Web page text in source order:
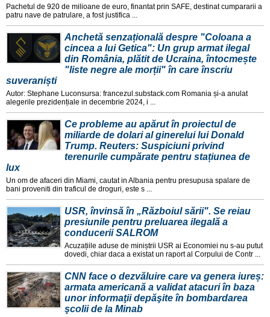
Pachetul de 920 de milioane de euro, finantat prin SAFE, destinat cumpararii a
patru nave de patrulare, a fost justifica ...
Anchetă senzațională despre "Coloana a
cincea a lui Getica": Un grup armat ilegal
din România, plătit de Ucraina, întocmește
"liste negre ale morții" în care înscriu
suveraniști
Autor: Stephane Luconsursa: francezul.substack.com Romania și-a anulat
alegerile prezidențiale in decembrie 2024, i ...
Ce probleme au apărut în proiectul de
miliarde de dolari al ginerelui lui Donald
Trump. Reuters: Suspiciuni privind
terenurile cumpărate pentru stațiunea de
lux
Un om de afaceri din Miami, cautat in Albania pentru presupusa spalare de
bani proveniti din traficul de droguri, este s ...
USR, învinsă în „Războiul sării". Se reiau
presiunile pentru preluarea ilegală a
conducerii SALROM
Acuzațiile aduse de miniștrii USR ai Economiei nu s-au putut
dovedi, chiar daca a existat un raport al Corpului de Contr ...
CNN face o dezvăluire care va genera iureș:
armata americană a validat atacuri în baza
unor informaţii depăşite în bombardarea
şcolii de la Minab